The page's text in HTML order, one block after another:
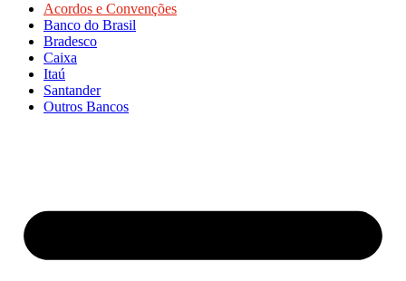
Acordos e Convenções
Banco do Brasil
Bradesco
Caixa
Itaú
Santander
Outros Bancos